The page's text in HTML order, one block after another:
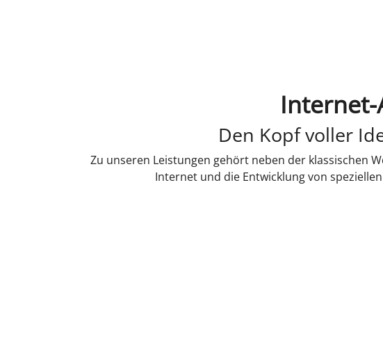
Den Kopf voller
Zu unseren Leistungen gehört neben der klassischen
Internet und die Entwicklung von